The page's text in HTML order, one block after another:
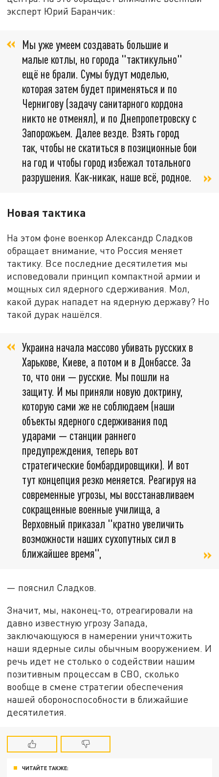
эксперт Юрий Баранчик:
Мы уже умеем создавать большие и
малые котлы, но города "тактикульно"
ещё не брали. Сумы будут моделью,
которая затем будет применяться и по
Чернигову (задачу санитарного кордона
никто не отменял), и по Днепропетровску с
Запорожьем. Далее везде. Взять город
так, чтобы не скатиться в позиционные бои
на год и чтобы город избежал тотального
разрушения. Как-никак, наше всё, родное.
Новая тактика
На этом фоне военкор Александр Сладков
обращает внимание, что Россия меняет
тактику. Все последние десятилетия мы
исповедовали принцип компактной армии и
мощных сил ядерного сдерживания. Мол,
какой дурак нападет на ядерную державу? Но
такой дурак нашёлся.
Украина начала массово убивать русских в
Харькове, Киеве, а потом и в Донбассе. За
то, что они — русские. Мы пошли на
защиту. И мы приняли новую доктрину,
которую сами же не соблюдаем (наши
объекты ядерного сдерживания под
ударами — станции раннего
предупреждения, теперь вот
стратегические бомбардировщики). И вот
тут концепция резко меняется. Реагируя на
современные угрозы, мы восстанавливаем
сокращенные военные училища, а
Верховный приказал "кратно увеличить
возможности наших сухопутных сил в
ближайшее время",
— пояснил Сладков.
Значит, мы, наконец-то, отреагировали на
давно известную угрозу Запада,
заключающуюся в намерении уничтожить
наши ядерные силы обычным вооружением. И
речь идет не столько о содействии нашим
позитивным процессам в СВО, сколько
вообще в смене стратегии обеспечения
нашей обороноспособности в ближайшие
десятилетия.
ЧИТАЙТЕ ТАКЖЕ: